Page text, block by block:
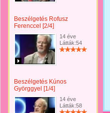
Beszélgetés Rofusz
Ferenccel [2/4]
14 éve
Látták:54
Beszélgetés Kúnos
Györggyel [1/4]
14 éve
Látták:58